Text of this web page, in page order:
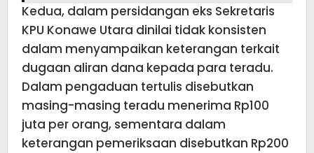
Kedua, dalam persidangan eks Sekretaris
KPU Konawe Utara dinilai tidak konsisten
dalam menyampaikan keterangan terkait
dugaan aliran dana kepada para teradu.
Dalam pengaduan tertulis disebutkan
masing-masing teradu menerima Rp100
juta per orang, sementara dalam
keterangan pemeriksaan disebutkan Rp200